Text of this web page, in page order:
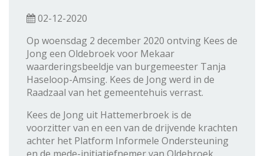
02-12-2020
Op woensdag 2 december 2020 ontving Kees de
Jong een Oldebroek voor Mekaar
waarderingsbeeldje van burgemeester Tanja
Haseloop-Amsing. Kees de Jong werd in de
Raadzaal van het gemeentehuis verrast.
Kees de Jong uit Hattemerbroek is de
voorzitter van en een van de drijvende krachten
achter het Platform Informele Ondersteuning